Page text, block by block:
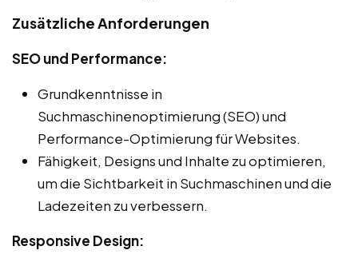
Zusätzliche Anforderungen
SEO und Performance:
Grundkenntnisse in
Suchmaschinenoptimierung (SEO) und
Performance-Optimierung für Websites.
Fähigkeit, Designs und Inhalte zu optimieren,
um die Sichtbarkeit in Suchmaschinen und die
Ladezeiten zu verbessern.
Responsive Design: